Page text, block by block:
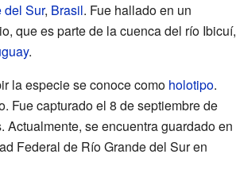
del Sur, Brasil. Fue hallado en un
que es parte de la cuenca del río Ibicuí,
.
la especie se conoce como holotipo.
Fue capturado el 8 de septiembre de
se encuentra guardado en
Federal de Río Grande del Sur en